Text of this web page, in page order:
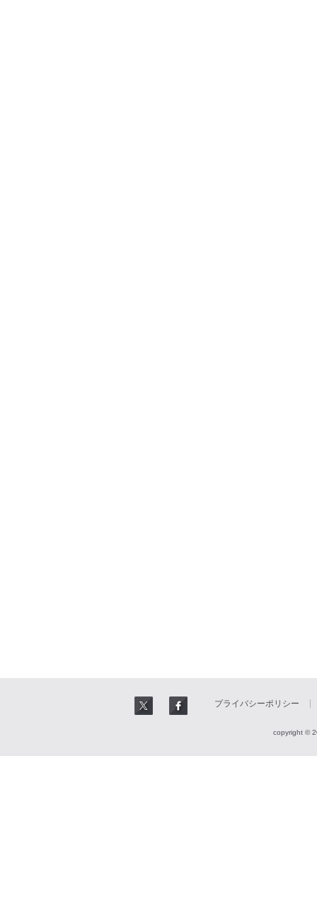
プライバシーポリシー
copyright ©